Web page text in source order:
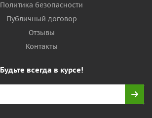
Политика безопасности
Публичный договор
Отзывы
Контакты
Будьте всегда в курсе!